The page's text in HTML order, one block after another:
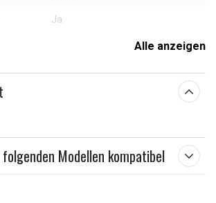
Ja
276,70 x 118,00 x 8,00 mm
3800 mAh
Alle anzeigen
Modellen kompatibel